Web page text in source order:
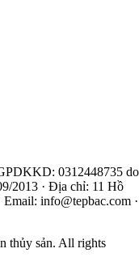
0312448735 do
2013 · Địa chỉ: 11 Hồ
Email: info@tepbac.com ·
thủy sản. All rights